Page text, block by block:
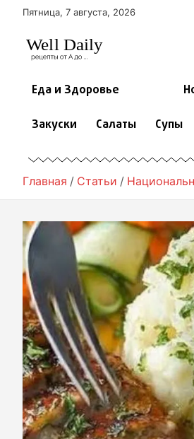
Пятница, 7 августа, 2026
Еда и Здоровье
Закуски Салаты Супы
Главная Статьи